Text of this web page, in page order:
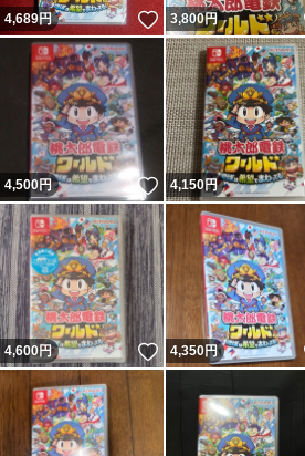
4,689円 いいね！
3,800円
4,500円 いいね！
4,150円
4,600円 いいね！
4,350円